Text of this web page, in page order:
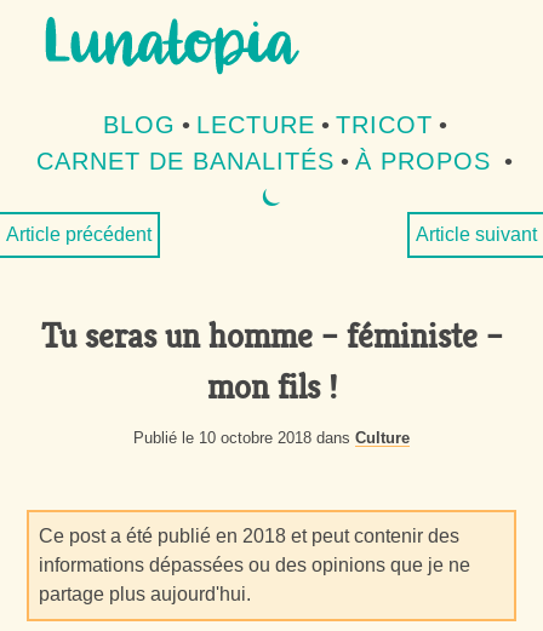
Aller au contenu
Aller au menu
BLOG • LECTURE • TRICOT •
CARNET DE BANALITÉS • À PROPOS •
⏾
MODE SOMBRE
Article précédent Article suivant
Tu seras un homme – féministe –
mon fils !
Publié le 10 octobre 2018 dans Culture
Ce post a été publié en 2018 et peut contenir des
informations dépassées ou des opinions que je ne
partage plus aujourd'hui.